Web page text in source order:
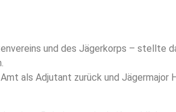
und des Jägerkorps – stellte
als Adjutant zurück und Jägermajor